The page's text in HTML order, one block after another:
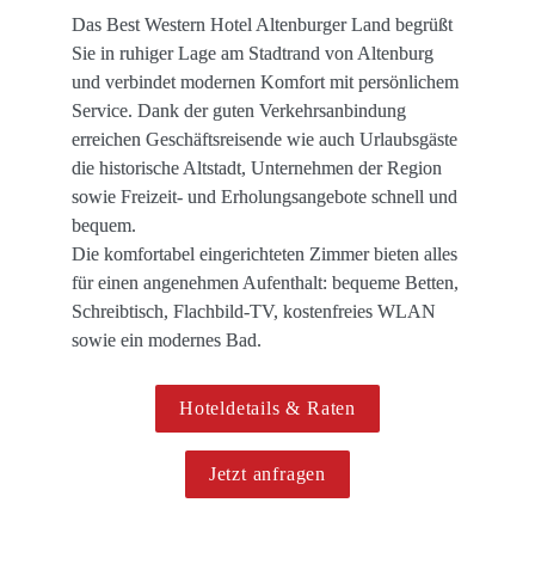
Das Best Western Hotel Altenburger Land begrüßt
Sie in ruhiger Lage am Stadtrand von Altenburg
und verbindet modernen Komfort mit persönlichem
Service. Dank der guten Verkehrsanbindung
erreichen Geschäftsreisende wie auch Urlaubsgäste
die historische Altstadt, Unternehmen der Region
sowie Freizeit- und Erholungsangebote schnell und
bequem.
Die komfortabel eingerichteten Zimmer bieten alles
für einen angenehmen Aufenthalt: bequeme Betten,
Schreibtisch, Flachbild-TV, kostenfreies WLAN
sowie ein modernes Bad.
Hoteldetails & Raten
Jetzt anfragen